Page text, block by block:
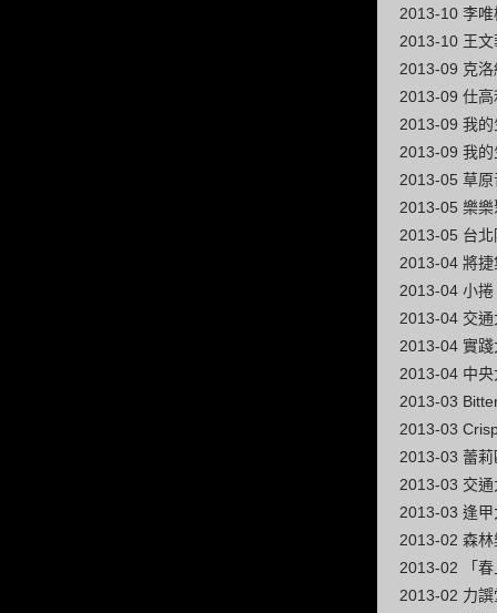
2013-10 李唯
2013-10 王
2013-09 克
2013-09 仕
2013-09 我
2013-09 我
2013-05 草
2013-05 樂
2013-05 台
2013-04 將捷
2013-04 小捲
2013-04 交
2013-04 實
2013-04 中
2013-03
2013-03
2013-03 蕾莉
2013-03 交
2013-03 逢
2013-02 森林
2013-02 「
2013-02 力譔